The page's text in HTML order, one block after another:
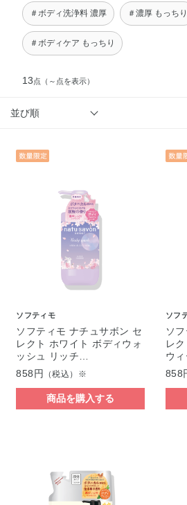
＃ボディ洗浄料 濃厚 ＃濃厚 もっちり
＃ボディケア もっちり
13点 （～点を表示）
並び順
ソフティモ
ソフティモ ナチュサボン セ
レクト ホワイト ボディウォ
ッシュ リッチ…
858円
（税込）※
商品を購入する
ソフ
ソ
レ
ウ
858